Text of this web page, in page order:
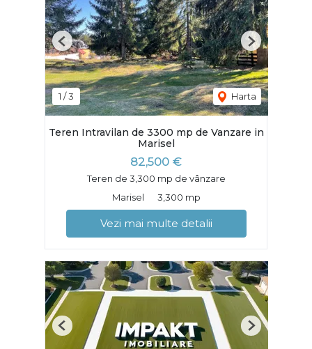
1 /3 Harta
Previous Next
Teren Intravilan de 3300 mp de Vanzare in
Marisel
82,500 €
Teren de 3,300 mp de vânzare
Marisel
3,300 mp
Vezi mai multe detalii
Previous Next